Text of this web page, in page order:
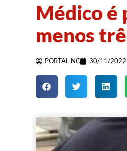
Médico é
menos
PORTAL NC 30/11/2022